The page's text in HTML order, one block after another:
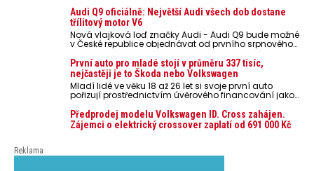
nebezpečí pro odložené mobilní telefony, powerbanky
nebo notebooky. Můžou urychlit stárnutí baterií,
poškodit elektroniku a ve výjimečných případech i
zvýšit riziko požáru.
Audi Q9 oficiálně: Největší Audi všech dob dostane
třílitový motor V6
Nová vlajková loď značky Audi - Audi Q9 bude možné
v České republice objednávat od prvního srpnového
První auto pro mladé stojí v průměru 337 tisíc,
nejčastěji je to Škoda nebo Volkswagen
Mladí lidé ve věku 18 až 26 let si svoje první auto
pořizují prostřednictvím úvěrového financování jako
auto. Průměrná pořizovací cena vozu dosahuje 337
tisíc korun a průměrná financovaná částka
přesahuje 251 tisíc korun. Vyplývá to z dat Leasingu
Předprodej modelu Volkswagen ID. Cross zahájen.
Zájemci o elektrický crossover zaplatí od 691 000 Kč
Reklama